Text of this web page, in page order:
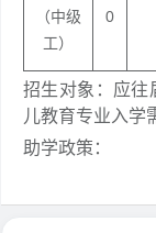
（中级
工）
0
招生对象：应往
儿教育专业入学
助学政策：